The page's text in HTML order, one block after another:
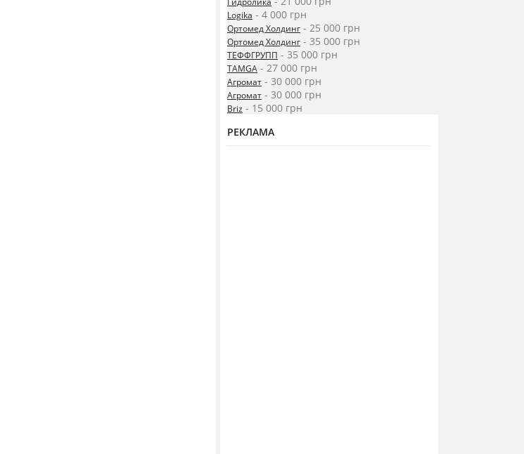
Logika - 4 000 грн
Ортомед Холдинг - 25 000 грн
Ортомед Холдинг - 35 000 грн
ТЕФФГРУПП - 35 000 грн
TAMGA - 27 000 грн
Агромат - 30 000 грн
Агромат - 30 000 грн
Briz - 15 000 грн
РЕКЛАМА